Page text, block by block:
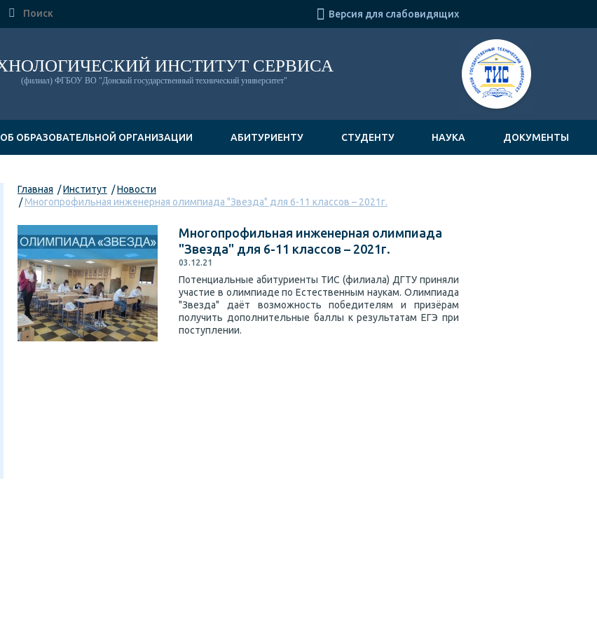
 Версия для слабовидящих

ИНСТИТУТ СЕРВИСА
(филиал) ФГБОУ ВО "Донской государственный технический университет"
ОБРАЗОВАТЕЛЬНОЙ ОРГАНИЗАЦИИ АБИТУРИЕНТУ СТУДЕНТУ НАУКА ДОКУМЕНТЫ
Главная Институт
Новости
Многопрофильная инженерная олимпиада "Звезда" для 6-11 классов – 2021г.
Многопрофильная инженерная олимпиада
"Звезда" для 6-11 классов – 2021г.
03.12.21
Потенциальные абитуриенты ТИС (филиала) ДГТУ приняли
участие в олимпиаде по Естественным наукам. Олимпиада
"Звезда" даёт возможность победителям и призёрам
получить дополнительные баллы к результатам ЕГЭ при
поступлении.